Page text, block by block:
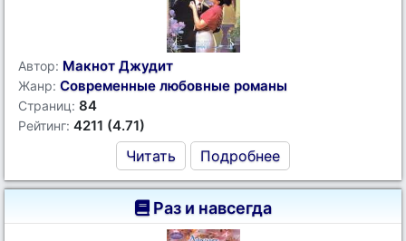
Автор: Макнот Джудит
Жанр: Современные любовные романы
Страниц: 84
Рейтинг: 4211 (4.71)
Читать Подробнее
Раз и навсегда